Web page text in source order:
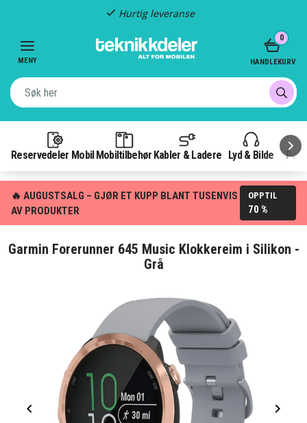
Hurtig leveranse
MENY
Reservedeler Mobil Mobiltilbehør Kabler & Ladere Lyd & Bilde
0
HANDLEKURV
🔥 AUGUSTSALG – GJØR ET KUPP BLANT TUSENVIS
AV PRODUKTER
OPPTIL
70 %
Garmin Forerunner 645 Music Klokkereim i Silikon -
Grå